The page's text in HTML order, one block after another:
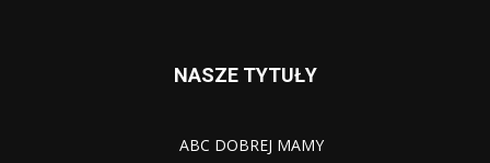
NASZE TYTUŁY
ABC DOBREJ MAMY